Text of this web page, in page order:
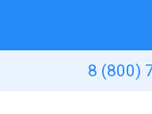
8 (800)